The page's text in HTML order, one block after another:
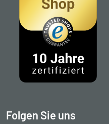
Folgen Sie uns